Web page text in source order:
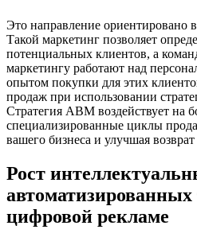
Это направление ориентировано
Такой маркетинг позволяет
потенциальных клиентов, а
маркетингу работают над
опытом покупки для этих
продаж при использовании
Стратегия ABM воздействует на
специализированные циклы
вашего бизнеса и улучшая
Рост
автоматизированных
цифровой рекламе